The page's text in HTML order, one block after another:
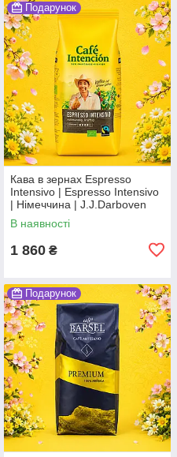
Подарунок
Кава в зернах Espresso
Intensivo | Espresso Intensivo
| Німеччина | J.J.Darboven
Café Intención | 1 кг |
espresso blend Во3
В наявності
1 860 ₴
Подарунок